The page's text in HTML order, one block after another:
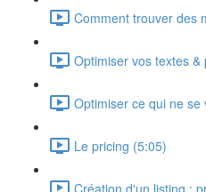
Comment trouver des
Optimiser vos textes
Optimiser ce qui ne se
Le pricing (5:05)
Création d'un listing :